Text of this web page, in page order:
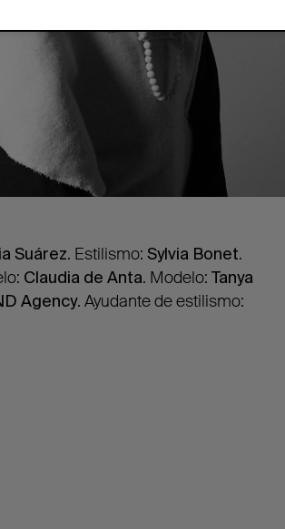
Suárez. Estilismo: Sylvia Bonet.
Claudia de Anta. Modelo: Tanya
Agency. Ayudante de estilismo: